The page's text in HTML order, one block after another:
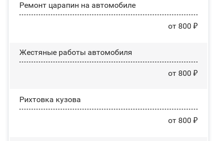
Ремонт царапин на автомобиле
от 800 ₽
Жестяные работы автомобиля
от 800 ₽
Рихтовка кузова
от 800 ₽